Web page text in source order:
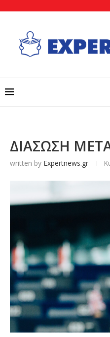
ΔΙΑΣΩΣΗ
written by Expertnews.gr